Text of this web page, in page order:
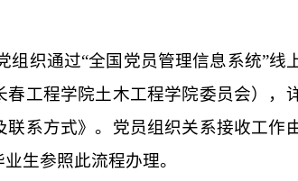
组织通过“全国党员管理信息系统”线
工程学院土木工程学院委员会），
系方式》。党员组织关系接收工作
生参照此流程办理。